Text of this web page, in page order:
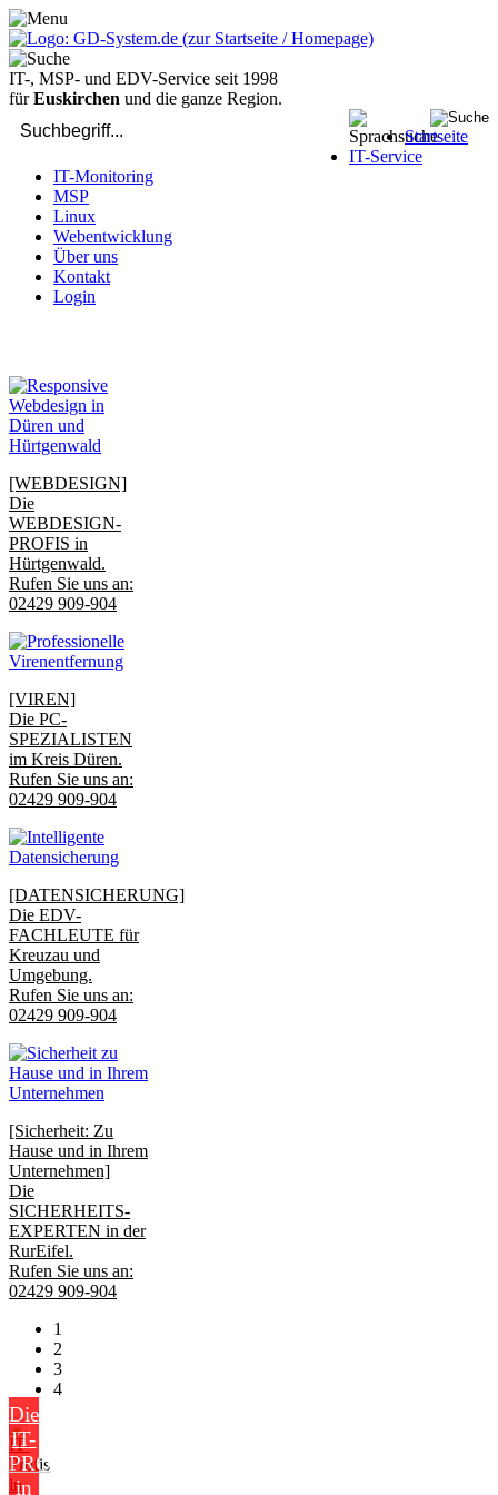
IT-, MSP- und EDV-Service seit 1998
fürEuskirchen und die ganze Region.
Startseite
IT-Service
IT-Monitoring
MSP
Linux
Webentwicklung
Über uns
Kontakt
Login
[WEBDESIGN]
Die
WEBDESIGN-
PROFIS in
Hürtgenwald.
Rufen Sie uns an:
02429 909-904
[VIREN]
Die PC-
SPEZIALISTEN
im Kreis Düren.
Rufen Sie uns an:
02429 909-904
[DATENSICHERUNG]
Die EDV-
FACHLEUTE für
Kreuzau und
Umgebung.
Rufen Sie uns an:
02429 909-904
[Sicherheit: Zu
Hause und in Ihrem
Unternehmen]
Die
SICHERHEITS-
EXPERTEN in der
RurEifel.
Rufen Sie uns an:
02429 909-904
1
2
3
4
Die
IT-
PROFIS
in